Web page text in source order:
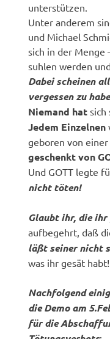
unterstützen.
Unter anderem
und Michael
sich in der Menge
suhlen werden
Dabei scheinen
vergessen zu
Niemand hatsich
Jedem Einzelnen
geboren von
geschenkt von
Und GOTT legte
nicht töten!
Glaubt ihr, die ihr
aufbegehrt, daß
läßt seiner nicht
was ihr gesät habt!
Nachfolgend
die Demo am
für die